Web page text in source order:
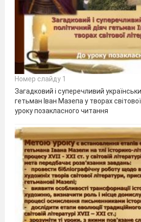
Номер слайду 1
Загадковий і суперечливий
гетьман Іван Мазепа у творах
уроку позакласного читання